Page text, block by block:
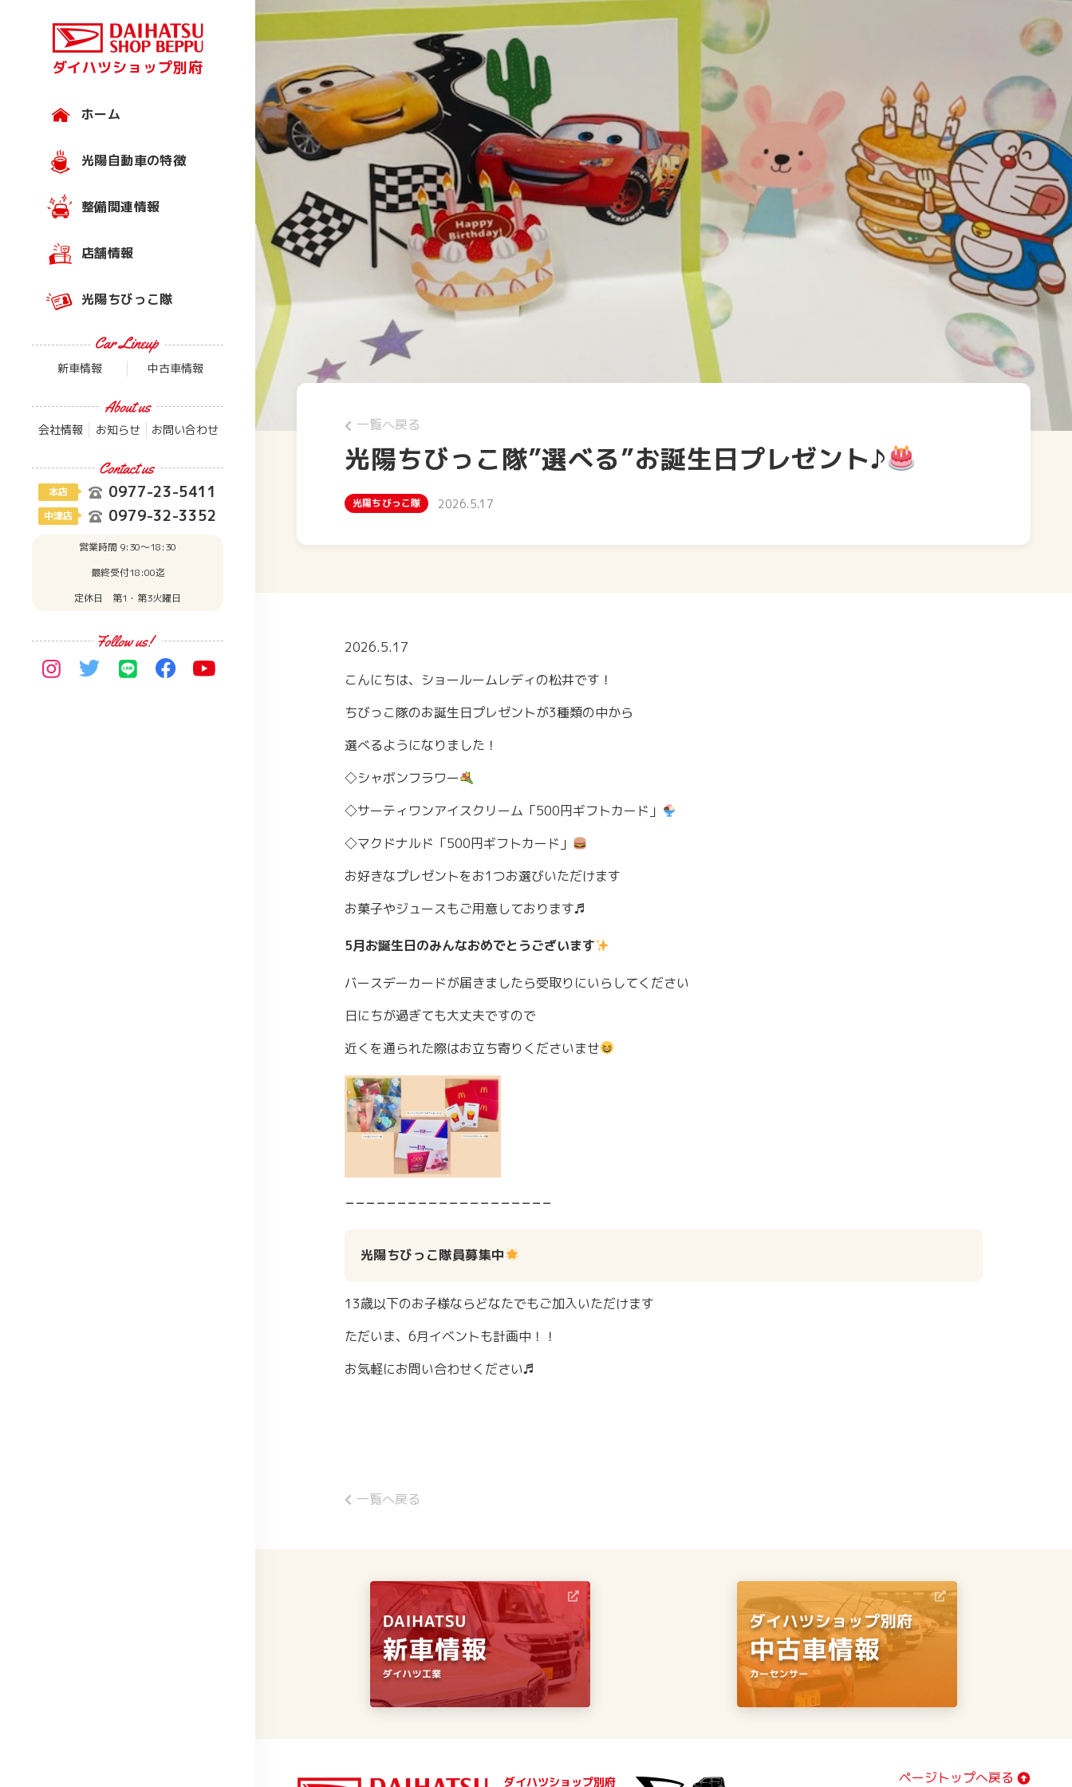
ダイハツショップ別府
ホーム
光陽自動車の特徴
整備関連情報
店舗情報
光陽ちびっこ隊
新車情報 中古車情報
会社情報 お知らせ お問い合わせ
本店 0977-23-5411
中津店 0979-32-3352
営業時間 9:30〜18:30
最終受付18:00迄
定休日 第1・第3火曜日
一覧へ戻る
光陽ちびっこ隊”選べる”お誕生日プレゼント♪
光陽ちびっこ隊 2026.5.17
2026.5.17
こんにちは、ショールームレディの松井です！
ちびっこ隊のお誕生日プレゼントが3種類の中から
選べるようになりました！
◇シャボンフラワー
◇サーティワンアイスクリーム「500円ギフトカード」
◇マクドナルド「500円ギフトカード」
お好きなプレゼントをお1つお選びいただけます
お菓子やジュースもご用意しております♬
5月お誕生日のみんなおめでとうございます
バースデーカードが届きましたら受取りにいらしてください
日にちが過ぎても大丈夫ですので
近くを通られた際はお立ち寄りくださいませ
－－－－－－－－－－－－－－－－－－－－
光陽ちびっこ隊員募集中
13歳以下のお子様ならどなたでもご加入いただけます
ただいま、6月イベントも計画中！！
お気軽にお問い合わせください♬
一覧へ戻る
ダイハツショップ別府 ページトップへ戻る